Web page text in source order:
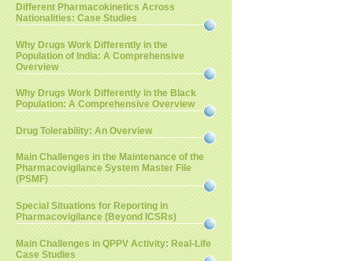
Different Pharmacokinetics Across
Nationalities: Case Studies
Why Drugs Work Differently in the
Population of India: A Comprehensive
Overview
Why Drugs Work Differently in the Black
Population: A Comprehensive Overview
Drug Tolerability: An Overview
Main Challenges in the Maintenance of the
Pharmacovigilance System Master File
(PSMF)
Special Situations for Reporting in
Pharmacovigilance (Beyond ICSRs)
Main Challenges in QPPV Activity: Real-Life
Case Studies